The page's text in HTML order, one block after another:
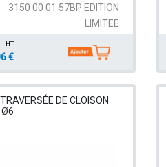
3150 00 01 57BP EDITION
LIMITEE
HT
€
DE CLOISON
Ø6